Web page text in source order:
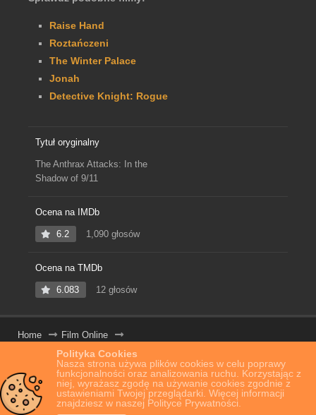
Polityka Cookies
Nasza strona używa plików cookies w celu poprawy
funkcjonalności oraz analizowania ruchu. Korzystając z
niej, wyrażasz zgodę na używanie cookies zgodnie z
ustawieniami Twojej przeglądarki. Więcej informacji
znajdziesz w naszej Polityce Prywatności.
Raise Hand
Roztańczeni
The Winter Palace
Jonah
Detective Knight: Rogue
Tytuł oryginalny
The Anthrax Attacks: In the
Shadow of 9/11
Ocena na IMDb
6.2 1,090 głosów
Ocena na TMDb
6.083 12 głosów
Home
Film Online
The Anthrax Attacks: In the Shadow of 9/11